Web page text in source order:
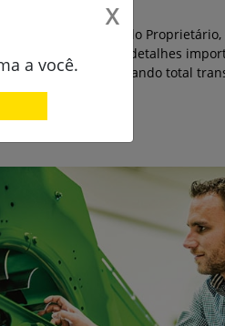
Ademais, o Manual do
John Deere, contém detalhes
garantia, proporcionando total
nossos clientes.
X
a você.